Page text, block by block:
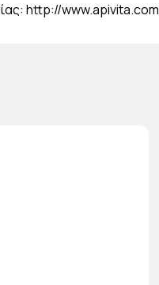
http://www.apivita.com